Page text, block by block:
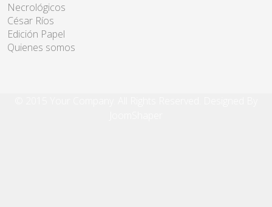
Necrológicos
César Ríos
Edición Papel
Quienes somos